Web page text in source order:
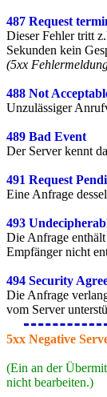
487 Request
Dieser Fehler tritt
Sekunden kein
(5xx
488 Not
Unzulässiger
489 Bad Event
Der Server kennt
491 Request
Eine Anfrage
493
Die Anfrage
Empfänger nicht
494 Security
Die Anfrage
vom Server
5xx Negative
(Ein an der
nicht bearbeiten.)